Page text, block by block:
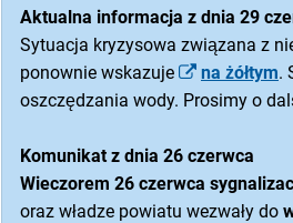
Aktualna informacja z dnia 29
Sytuacja kryzysowa związana z
ponownie wskazuje
na żółtym.
oszczędzania wody. Prosimy o
Komunikat z dnia 26 czerwca
Wieczorem 26 czerwca
oraz władze powiatu wezwały do